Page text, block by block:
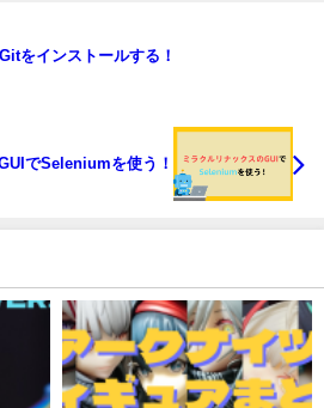
をインストールする！
でSeleniumを使う！